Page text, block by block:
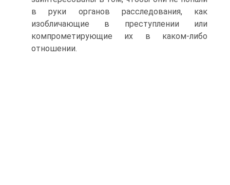
в руки органов расследования, как
изобличающие в преступлении или
компрометирующие их в каком-либо
отношении.